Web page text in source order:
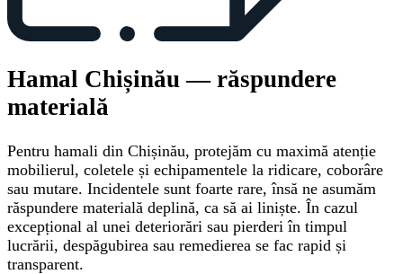
Hamal Chișinău — răspundere
materială
Pentru hamali din Chișinău, protejăm cu maximă atenție
mobilierul, coletele și echipamentele la ridicare, coborâre
sau mutare. Incidentele sunt foarte rare, însă ne asumăm
răspundere materială deplină, ca să ai liniște. În cazul
excepțional al unei deteriorări sau pierderi în timpul
lucrării, despăgubirea sau remedierea se fac rapid și
transparent.